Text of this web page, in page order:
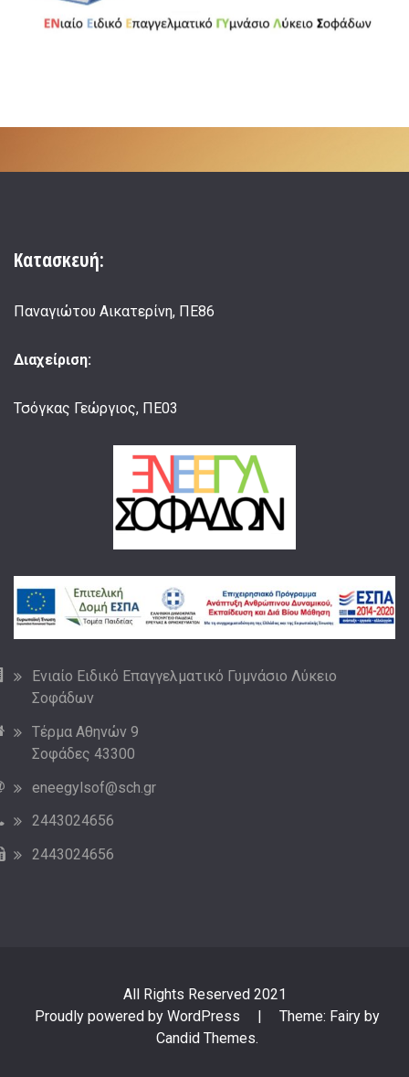
Κατασκευή:
Παναγιώτου Αικατερίνη, ΠΕ86
Διαχείριση:
Τσόγκας Γεώργιος, ΠΕ03
Ενιαίο Ειδικό Επαγγελματικό Γυμνάσιο Λύκειο
Σοφάδων
Τέρμα Αθηνών 9
Σοφάδες 43300
eneegylsof@sch.gr
2443024656
2443024656
All Rights Reserved 2021
Proudly powered by WordPress
|
Theme: Fairy by
Candid Themes.